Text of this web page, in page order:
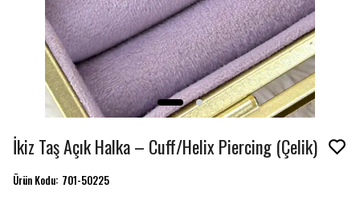
İkiz Taş Açık Halka – Cuff/Helix Piercing (Çelik)
Ürün Kodu: 701-50225